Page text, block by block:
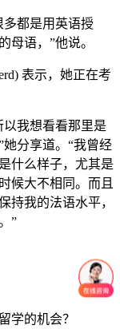
多都是用英语授
母语，”他说。
表示，她正在考
我想看看那里是
分享道。“我曾经
什么样子，尤其是
候大不相同。而且
持我的法语水平，
”